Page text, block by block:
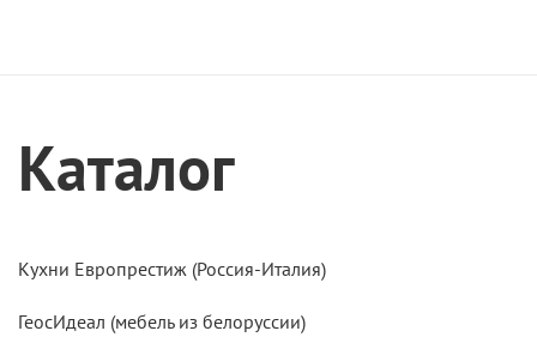
Каталог
Кухни Европрестиж (Россия-Италия)
ГеосИдеал (мебель из белоруссии)